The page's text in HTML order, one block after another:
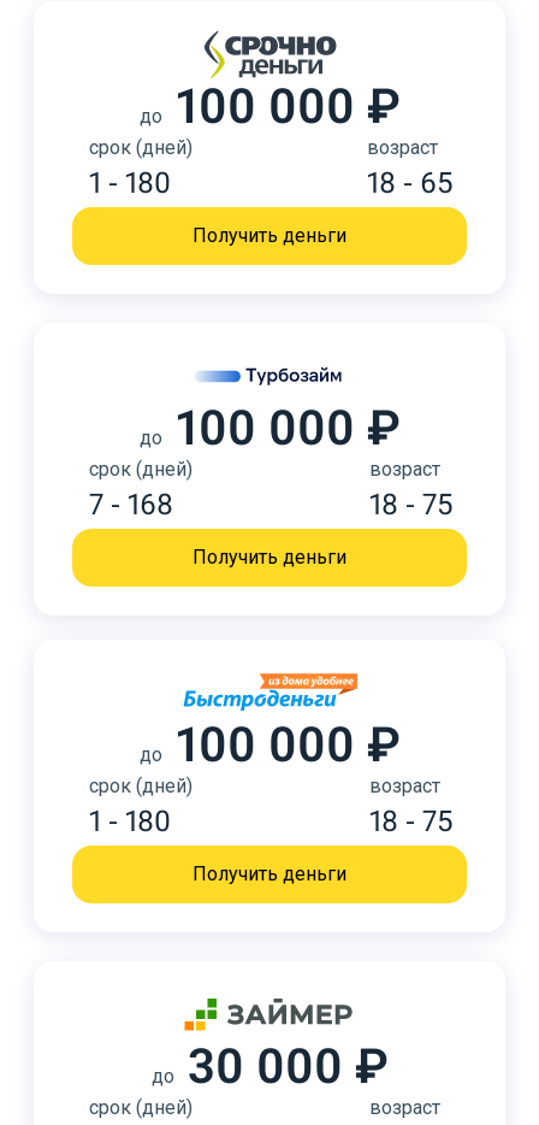
до 100 000 ₽
срок (дней)
1 - 180
возраст
18 - 65
Получить деньги
до 100 000 ₽
срок (дней)
7 - 168
возраст
18 - 75
Получить деньги
до 100 000 ₽
срок (дней)
1 - 180
возраст
18 - 75
Получить деньги
до 30 000 ₽
срок (дней) возраст